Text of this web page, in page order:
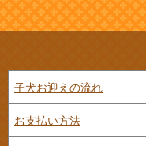
子犬お迎えの流れ
お支払い方法